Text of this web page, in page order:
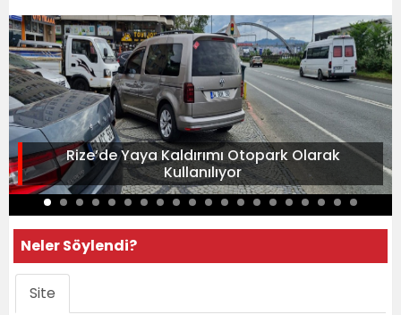
Rize’de Yaya Kaldırımı Otopark Olarak
Kullanılıyor
Neler Söylendi?
Site